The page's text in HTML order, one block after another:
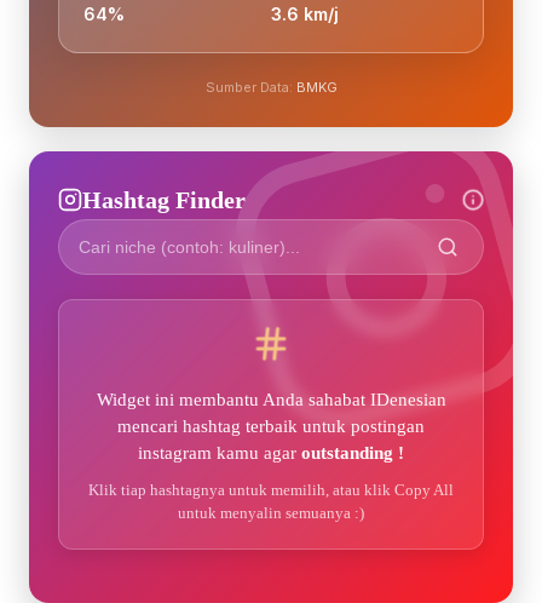
64% 3.6 km/j
Sumber Data: BMKG
Hashtag Finder
Widget ini membantu Anda sahabat IDenesian
mencari hashtag terbaik untuk postingan
instagram kamu agar outstanding !
Klik tiap hashtagnya untuk memilih, atau klik Copy All
untuk menyalin semuanya :)